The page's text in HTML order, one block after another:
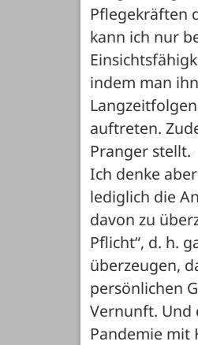
Pflegekräften
kann ich nur
indem man
auftreten.
Pranger stellt.
Ich denke
lediglich die
davon zu
Pflicht“, d. h.
überzeugen,
persönlichen
Vernunft. Und
Pandemie mit